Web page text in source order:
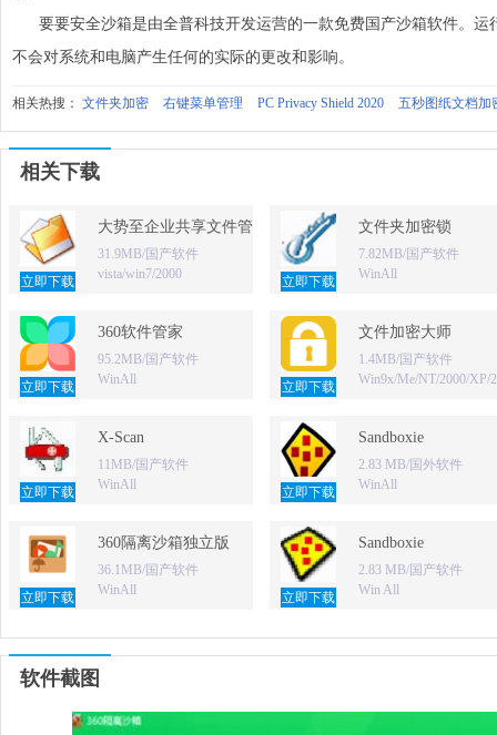
要要安全沙箱是由全普科技开发运营的一款免费国产沙箱软件。运
不会对系统和电脑产生任何的实际的更改和影响。
相关热搜： 文件夹加密 右键菜单管理 PC Privacy Shield 2020 五秒图纸文档加
相关下载
立即下载
大势至企业共享文件管理软件
31.9MB/国产软件
vista/win7/2000
立即下载
文件夹加密锁
7.82MB/国产软件
WinAll
立即下载
360软件管家
95.2MB/国产软件
WinAll
立即下载
文件加密大师
1.4MB/国产软件
Win9x/Me/NT/2000/XP/
立即下载
X-Scan
11MB/国产软件
WinAll
立即下载
Sandboxie
2.83 MB/国外软件
WinAll
立即下载
360隔离沙箱独立版
36.1MB/国产软件
WinAll
立即下载
Sandboxie
2.83 MB/国产软件
Win All
软件截图